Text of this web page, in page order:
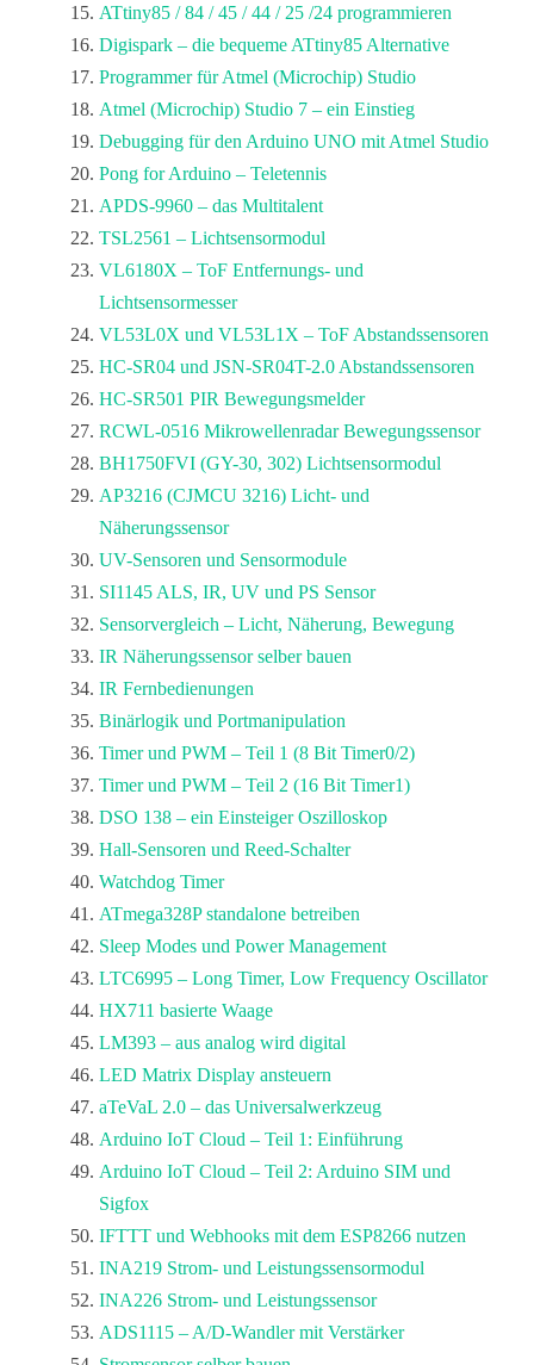
ATtiny85 / 84 / 45 / 44 / 25 /24 programmieren
Digispark – die bequeme ATtiny85 Alternative
Programmer für Atmel (Microchip) Studio
Atmel (Microchip) Studio 7 – ein Einstieg
Debugging für den Arduino UNO mit Atmel Studio
Pong for Arduino – Teletennis
APDS-9960 – das Multitalent
TSL2561 – Lichtsensormodul
VL6180X – ToF Entfernungs- und
Lichtsensormesser
VL53L0X und VL53L1X – ToF Abstandssensoren
HC-SR04 und JSN-SR04T-2.0 Abstandssensoren
HC-SR501 PIR Bewegungsmelder
RCWL-0516 Mikrowellenradar Bewegungssensor
BH1750FVI (GY-30, 302) Lichtsensormodul
AP3216 (CJMCU 3216) Licht- und
Näherungssensor
UV-Sensoren und Sensormodule
SI1145 ALS, IR, UV und PS Sensor
Sensorvergleich – Licht, Näherung, Bewegung
IR Näherungssensor selber bauen
IR Fernbedienungen
Binärlogik und Portmanipulation
Timer und PWM – Teil 1 (8 Bit Timer0/2)
Timer und PWM – Teil 2 (16 Bit Timer1)
DSO 138 – ein Einsteiger Oszilloskop
Hall-Sensoren und Reed-Schalter
Watchdog Timer
ATmega328P standalone betreiben
Sleep Modes und Power Management
LTC6995 – Long Timer, Low Frequency Oscillator
HX711 basierte Waage
LM393 – aus analog wird digital
LED Matrix Display ansteuern
aTeVaL 2.0 – das Universalwerkzeug
Arduino IoT Cloud – Teil 1: Einführung
Arduino IoT Cloud – Teil 2: Arduino SIM und
Sigfox
IFTTT und Webhooks mit dem ESP8266 nutzen
INA219 Strom- und Leistungssensormodul
INA226 Strom- und Leistungssensor
ADS1115 – A/D-Wandler mit Verstärker